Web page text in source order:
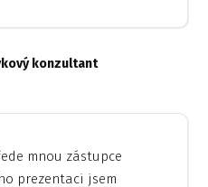
konzultant
mnou zástupce
prezentaci jsem